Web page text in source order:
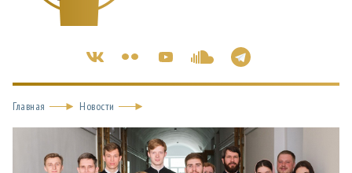
Главная Новости